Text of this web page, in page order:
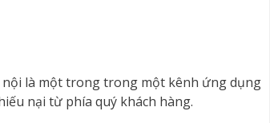
là một trong trong một kênh ứng dụng
nại từ phía quý khách hàng.